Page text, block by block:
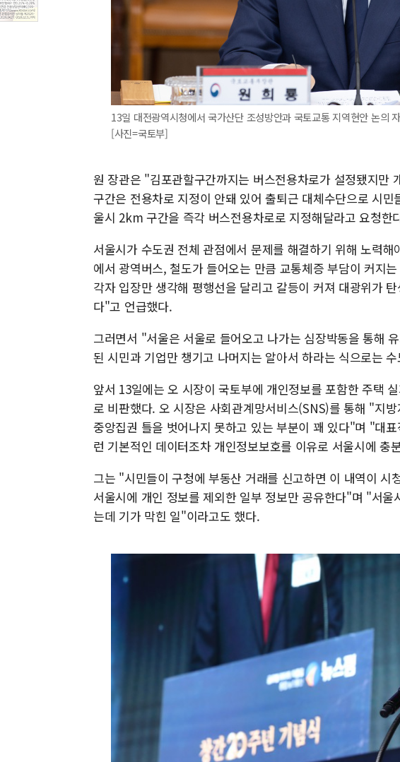
13일 대전광역시청에서 국가산단 조성방안과 국토교통 지역현안 논의
[사진=국토부]
원 장관은 "김포관할구간까지는 버스전용차로가 설정됐지만
구간은 전용차로 지정이 안돼 있어 출퇴근 대체수단으로 시
울시 2km 구간을 즉각 버스전용차로로 지정해달라고 요청한
서울시가 수도권 전체 관점에서 문제를 해결하기 위해 노력
에서 광역버스, 철도가 들어오는 만큼 교통체증 부담이 커지
각자 입장만 생각해 평행선을 달리고 갈등이 커져 대광위가
다"고 언급했다.
그러면서 "서울은 서울로 들어오고 나가는 심장박동을 통해
된 시민과 기업만 챙기고 나머지는 알아서 하라는 식으로는
앞서 13일에는 오 시장이 국토부에 개인정보를 포함한 주택
로 비판했다. 오 시장은 사회관계망서비스(SNS)를 통해 "지
중앙집권 틀을 벗어나지 못하고 있는 부분이 꽤 있다"며 "대
런 기본적인 데이터조차 개인정보보호를 이유로 서울시에 충
그는 "시민들이 구청에 부동산 거래를 신고하면 이 내역이 시
서울시에 개인 정보를 제외한 일부 정보만 공유한다"며 "서
는데 기가 막힌 일"이라고도 했다.